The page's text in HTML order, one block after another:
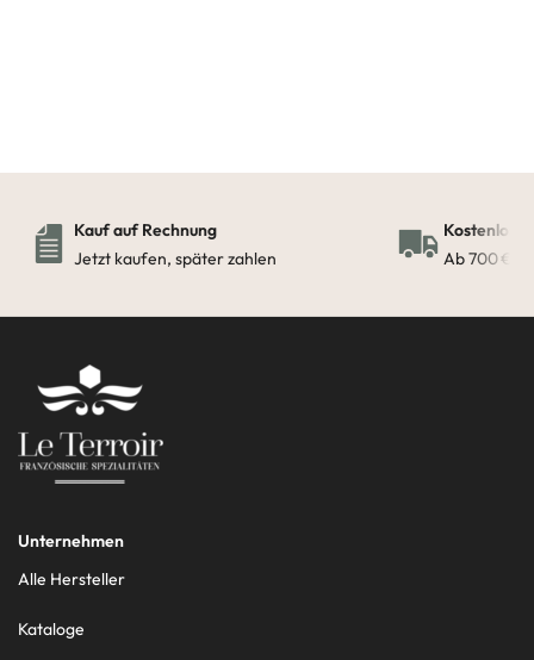
Kauf auf Rechnung
Jetzt kaufen, später zahlen
Ab 700 € in
Unternehmen
Alle Hersteller
Kataloge